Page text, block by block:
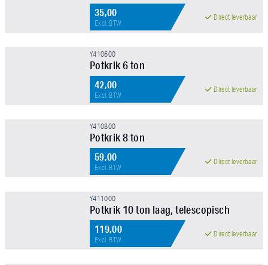
35,00
Excl. BTW
Direct leverbaar
Y410600
Potkrik 6 ton
42,00
Excl. BTW
Direct leverbaar
Y410800
Potkrik 8 ton
59,00
Excl. BTW
Direct leverbaar
Y411000
Potkrik 10 ton laag, telescopisch
119,00
Excl. BTW
Direct leverbaar